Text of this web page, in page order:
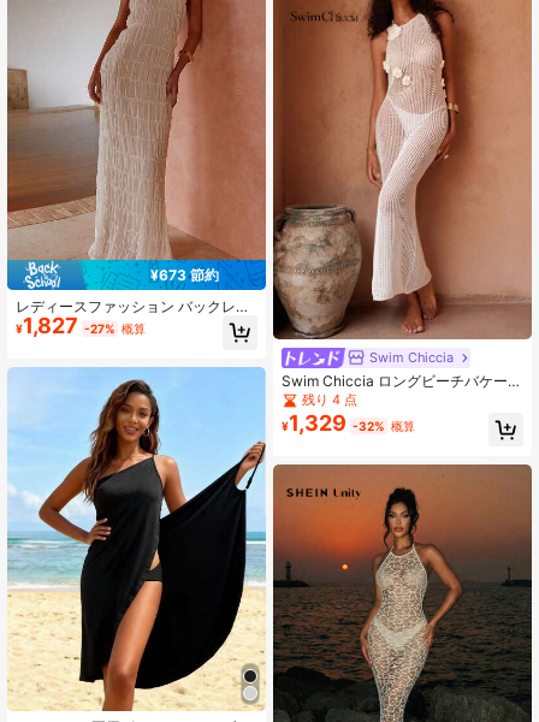
¥673 節約
レディースファッション バックレス
クリスクロス ホルターネック ドレ
ス、セクシー ビーチバケーション ス
¥1,827 -27% 概算
Swim Chiccia
Swim Chiccia ロングビーチバケーシ
ョン エレガントなクロシェレースト
リミングチュニックドレス、レディ
ースカバーアップ
残り 4 点
¥1,329 -32% 概算